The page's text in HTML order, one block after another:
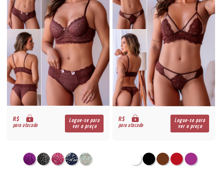
R$
para atacado
Logue-se para
ver o preço
R$
para atacado
Logue-se para
ver o preço